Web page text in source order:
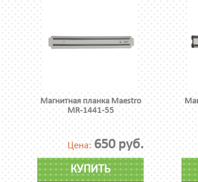
Магнитная планка Maestro
MR-1441-55
Цена: 650 руб.
КУПИТЬ